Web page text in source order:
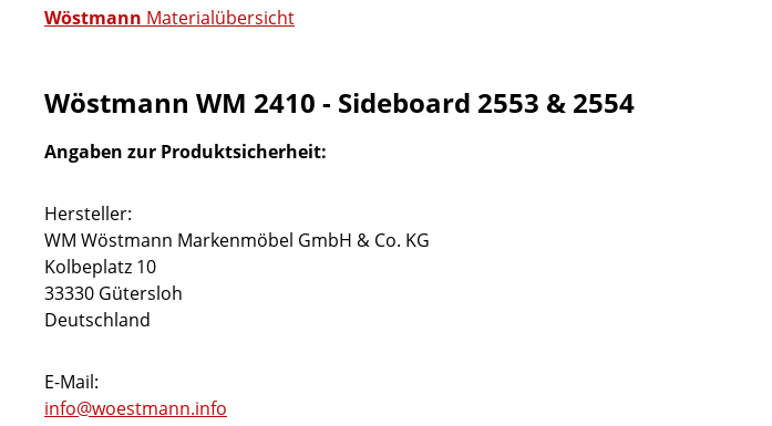
Wöstmann Materialübersicht
Wöstmann WM 2410 - Sideboard 2553 & 2554
Angaben zur Produktsicherheit:
Hersteller:
WM Wöstmann Markenmöbel GmbH & Co. KG
Kolbeplatz 10
33330 Gütersloh
Deutschland
E-Mail:
info@woestmann.info